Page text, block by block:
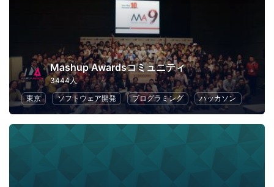
Mashup Awardsコミュニティ
3444人
東京
ソフトウェア開発 プログラミング ハッカソン